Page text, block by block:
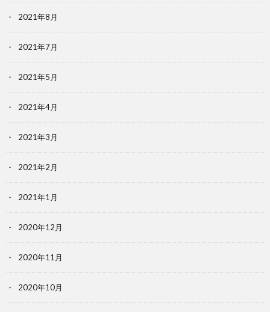
2021年8月
2021年7月
2021年5月
2021年4月
2021年3月
2021年2月
2021年1月
2020年12月
2020年11月
2020年10月